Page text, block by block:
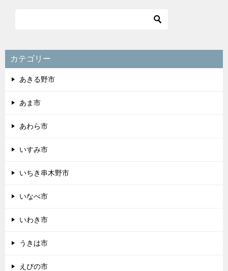
カテゴリー
あきる野市
あま市
あわら市
いすみ市
いちき串木野市
いなべ市
いわき市
うきは市
えびの市